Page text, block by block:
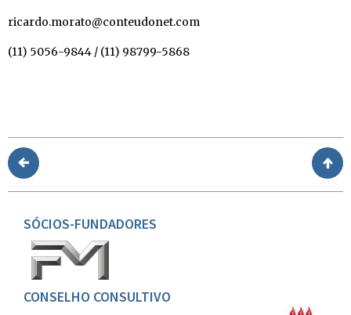
ricardo.morato@conteudonet.com
(11) 5056-9844 / (11) 98799-5868
SÓCIOS-FUNDADORES
CONSELHO CONSULTIVO